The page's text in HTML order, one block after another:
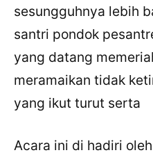
sesungguhnya lebih
santri pondok
yang datang
meramaikan tidak
yang ikut turut serta
Acara ini di hadiri